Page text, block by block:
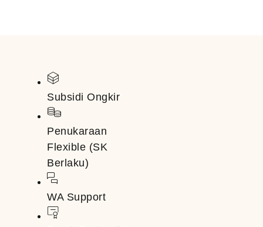
Subsidi Ongkir
Penukaraan
Flexible (SK
Berlaku)
WA Support